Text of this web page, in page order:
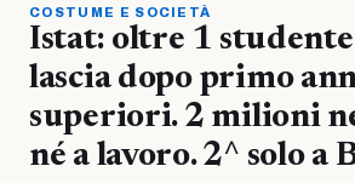
COSTUME E SOCIETÀ
Istat: oltre 1
lascia dopo primo
superiori. 2 milioni
né a lavoro. 2^ solo a